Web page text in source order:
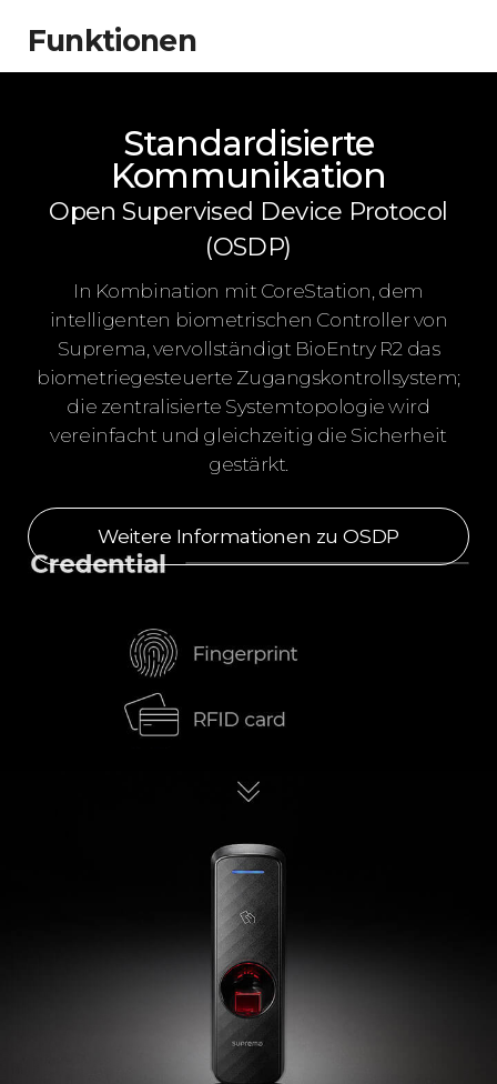
Funktionen
Standardisierte
Kommunikation
Open Supervised Device Protocol
(OSDP)
In Kombination mit CoreStation, dem
intelligenten biometrischen Controller von
Suprema, vervollständigt BioEntry R2 das
biometriegesteuerte Zugangskontrollsystem;
die zentralisierte Systemtopologie wird
vereinfacht und gleichzeitig die Sicherheit
gestärkt.
Weitere Informationen zu OSDP